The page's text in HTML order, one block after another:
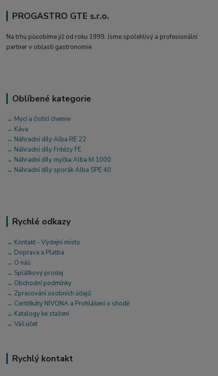
PROGASTRO GTE s.r.o.
Na trhu působíme již od roku 1999. Jsme spolehlivý a profesionální
partner v oblasti gastronomie.
Oblíbené kategorie
→ Mycí a čistící chemie
→ Káva
→ Náhradní díly Alba RE 22
→ Náhradní díly Fritézy FE
→ Náhradní díly myčka Alba M 1000
→ Náhradní díly sporák Alba SPE 40
Rychlé odkazy
→ Kontakt - Výdejní místo
→ Doprava a Platba
→ O nás
→ Splátkový prodej
→ Obchodní podmínky
→ Zpracování osobních údajů
→ Certifikáty NIVONA a Prohlášení o shodě
→ Katalogy ke stažení
→ Váš účet
Rychlý kontakt